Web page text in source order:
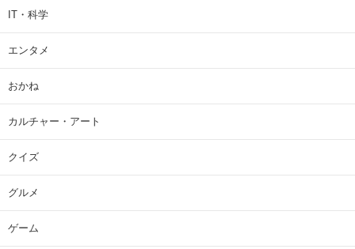
IT・科学
エンタメ
おかね
カルチャー・アート
クイズ
グルメ
ゲーム